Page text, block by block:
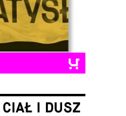
CIAŁ I DUSZ